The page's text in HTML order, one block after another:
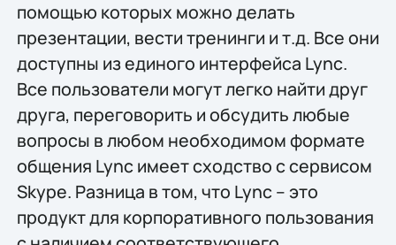
помощью которых можно делать
презентации, вести тренинги и т.д. Все они
доступны из единого интерфейса Lync.
Все пользователи могут легко найти друг
друга, переговорить и обсудить любые
вопросы в любом необходимом формате
общения Lync имеет сходство с сервисом
Skype. Разница в том, что Lync – это
продукт для корпоративного пользования